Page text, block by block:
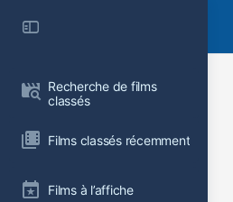
Recherche de films
classés
Films classés récemment
Films à l’affiche